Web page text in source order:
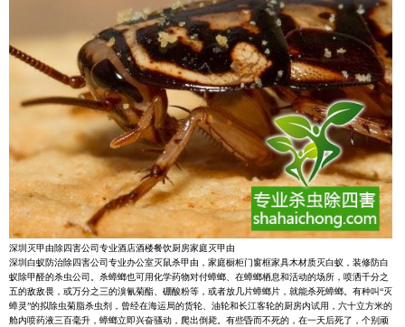
深圳灭甲由除四害公司专业酒店酒楼餐饮厨房家庭灭甲由
深圳白蚁防治除四害公司专业办公室灭鼠杀甲由，家庭橱柜门窗框家具木材质灭白蚁，装修防白
蚁除甲醛的杀虫公司。杀蟑螂也可用化学药物对付蟑螂、在蟑螂栖息和活动的场所，喷洒千分之
五的敌敌畏，或万分之三的溴氰菊酯、硼酸粉等，或者放几片蟑螂片，就能杀死蟑螂。有种叫“灭
蟑灵”的拟除虫菊脂杀虫剂，曾经在海运局的货轮、油轮和长江客轮的厨房内试用，六十立方米的
舱内喷药液三百毫升，蟑螂立即兴奋骚动，爬出倒毙。有些昏而不死的，在一天后死了，个别顽